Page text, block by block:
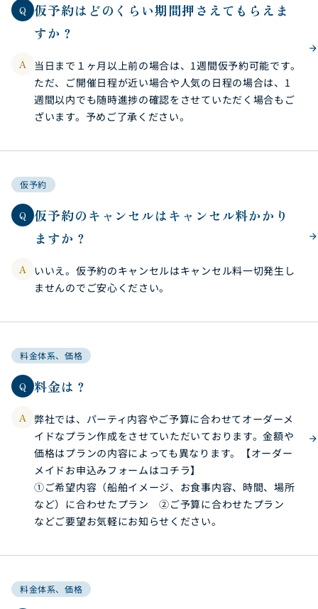
Q 仮予約はどのくらい期間押さえてもらえま
すか？
A 当日まで１ヶ月以上前の場合は、1週間仮予約可能です。
ただ、ご開催日程が近い場合や人気の日程の場合は、1
週間以内でも随時進捗の確認をさせていただく場合もご
ざいます。予めご了承ください。
仮予約
Q 仮予約のキャンセルはキャンセル料かかり
ますか？
A いいえ。仮予約のキャンセルはキャンセル料一切発生し
ませんのでご安心ください。
料金体系、価格
Q 料金は？
A 弊社では、パーティ内容やご予算に合わせてオーダーメ
イドなプラン作成をさせていただいております。金額や
価格はプランの内容によっても異なります。【オーダー
メイドお申込みフォームはコチラ】
①ご希望内容（船舶イメージ、お食事内容、時間、場所
など）に合わせたプラン ②ご予算に合わせたプラン
などご要望お気軽にお知らせください。
料金体系、価格